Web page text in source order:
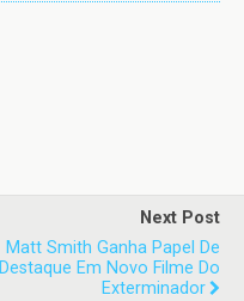
Next Post
Matt Smith Ganha Papel De
Destaque Em Novo Filme Do
Exterminador